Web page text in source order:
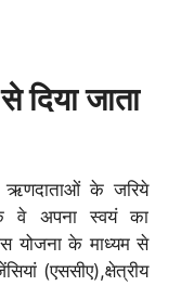
जाता
ऋणदाताओं के जरिये
वे अपना स्वयं का
योजना के माध्यम से
​​(एससीए),क्षेत्रीय